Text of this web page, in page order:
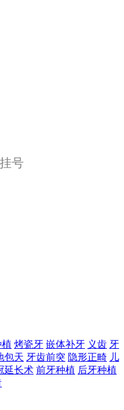
号
烤瓷牙 嵌体补牙 义齿 牙
包天 牙齿前突 隐形正畸 儿
延长术 前牙种植 后牙种植